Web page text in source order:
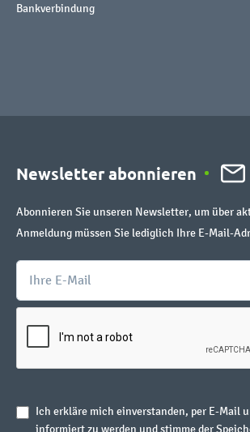
Bankverbindung
Newsletter abonnieren
Abonnieren Sie unseren Newsletter, um über
Anmeldung müssen Sie lediglich Ihre E-Mail-
Ich erkläre mich einverstanden, per E-Mail
informiert zu werden und stimme der